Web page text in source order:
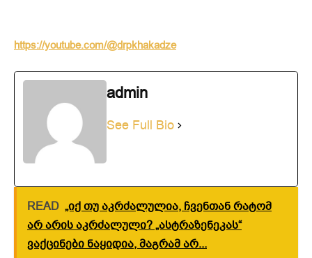
https://youtube.com/@drpkhakadze
admin
See Full Bio
READ „იქ თუ აკრძალულია, ჩვენთან რატომ
არ არის აკრძალული? „ასტრაზენეკას“
ვაქცინები ნაყიდია, მაგრამ არ...